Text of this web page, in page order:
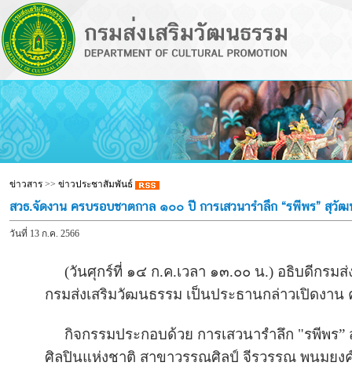
ข่าวสาร>> ข่าวประชาสัมพันธ์
สวธ.จัดงาน ครบรอบชาตกาล ๑๐๐ ปี การเสวนารำลึก “รพีพร” สุวั
วันที่ 13 ก.ค. 2566
(วันศุกร์ที่ ๑๔ ก.ค.เวลา ๑๓.๐๐ น.) อธิบดีกรมส่
กรมส่งเสริมวัฒนธรรม เป็นประธานกล่าวเปิดงา
กิจกรรมประกอบด้วย การเสวนารำลึก "รพีพร”
ศิลปินแห่งชาติ สาขาวรรณศิลป์ จีรวรรณ พนมยง